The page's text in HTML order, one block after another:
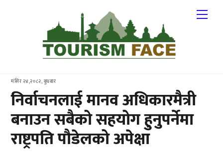
मंसिर २४,२०८२, बुधबार
निर्वाचनलाई मानव अधिकारमैत्री
बनाउन सबैको सहयोग हुनुपर्नेमा
राष्ट्रपति पौडेलको अपेक्षा